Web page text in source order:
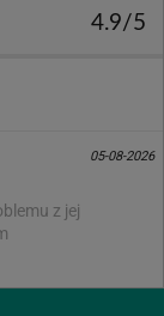
4.9/5
05-08-2026
z jej